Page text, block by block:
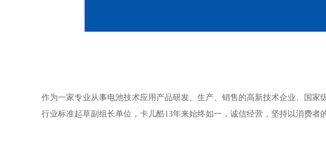
作为一家专业从事电池技术应用产品研发、生产、销售的高新技术企业、国
行业标准起草副组长单位，卡儿酷13年来始终如一，诚信经营，坚持以消费者